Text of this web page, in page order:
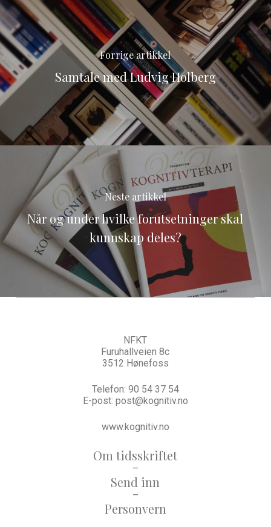
Forrige artikkel
Samtale med Ludvig Holberg
Neste artikkel
Når og under hvilke forutsetninger skal
kunnskap deles?
Om tidsskriftet
–
Send inn
–
Personvern
NFKT
Furuhallveien 8c
3512 Hønefoss
Telefon: 90 54 37 54
E-post: post@kognitiv.no
www.kognitiv.no